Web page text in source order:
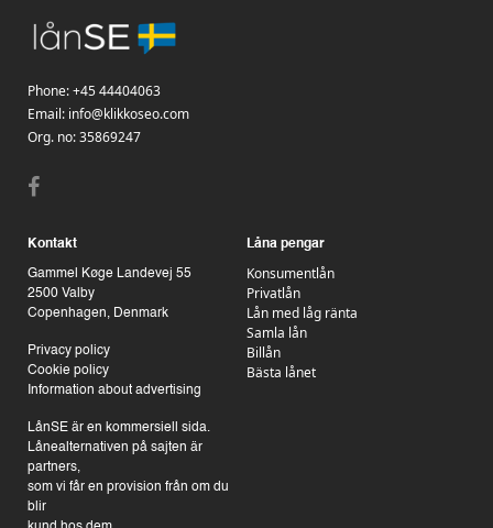
Phone:+45 44404063
Email: info@klikkoseo.com
Org. no: 35869247
Kontakt
Gammel Køge Landevej 55
2500 Valby
Copenhagen, Denmark
Privacy policy
Cookie policy
Information about advertising
LånSE är en kommersiell sida.
Lånealternativen på sajten är
partners,
som vi får en provision från om du
blir
Låna pengar
Konsumentlån
Privatlån
Lån med låg ränta
Samla lån
Billån
Bästa lånet